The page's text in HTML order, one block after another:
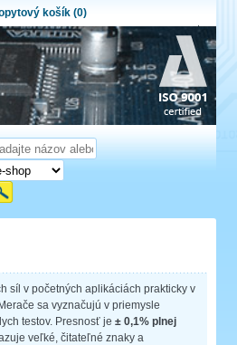
síl v početných aplikáciách prakticky v
sa vyznačujú v priemysle
testov. Presnosť je ± 0,1% plnej
veľké, čitateľné znaky a
košík (0)
košík je prázdny!
Obsah košíka
0